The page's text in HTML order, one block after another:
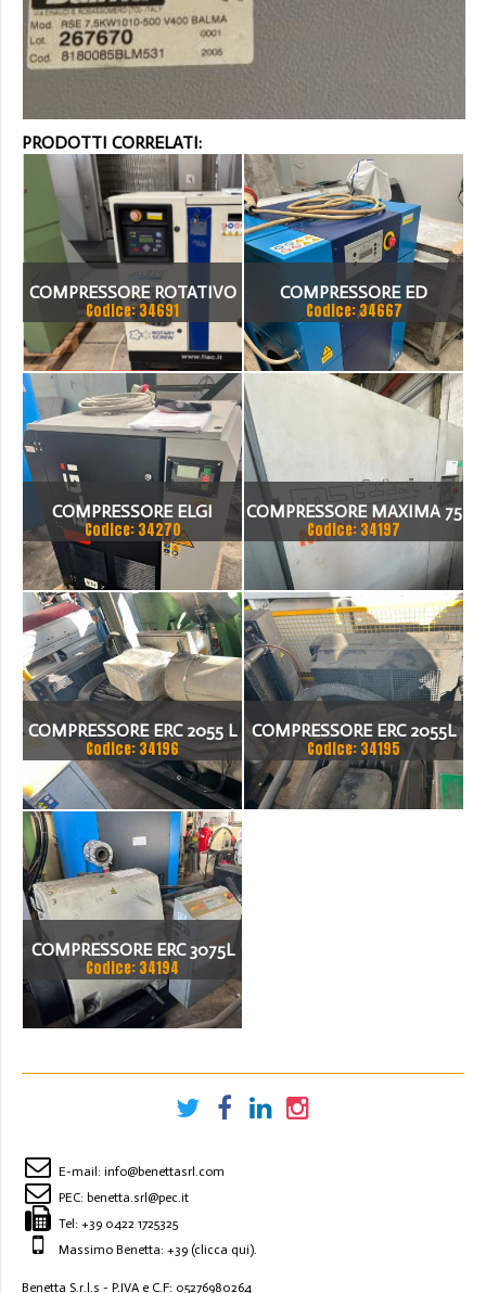
PRODOTTI CORRELATI:
COMPRESSORE ROTATIVO
SILENZIATO FIAC AIRBLOK
152BD
Codice: 34691
COMPRESSORE ED
ESSICATORE
Codice: 34667
COMPRESSORE ELGI
Codice: 34270
COMPRESSORE MAXIMA 75
Codice: 34197
COMPRESSORE ERC 2055 L
Codice: 34196
COMPRESSORE ERC 2055L
Codice: 34195
COMPRESSORE ERC 3075L
Codice: 34194
E-mail: info@benettasrl.com
PEC: benetta.srl@pec.it
Tel: +39 0422 1725325
Massimo Benetta: +39 (clicca qui).
Benetta S.r.l.s - P.IVA e C.F: 05276980264